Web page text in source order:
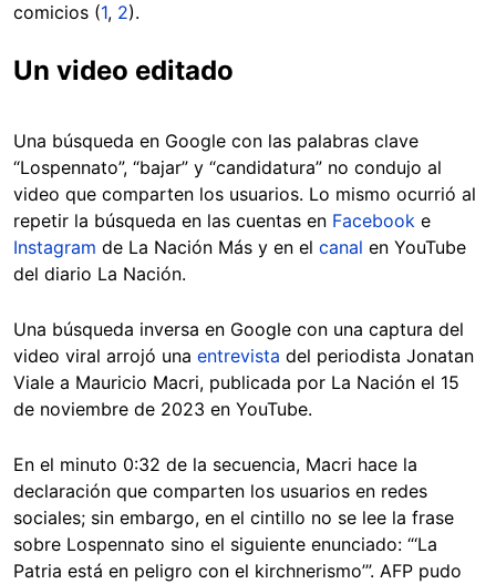
comicios (1, 2).
Un video editado
Una búsqueda en Google con las palabras clave
“Lospennato”, “bajar” y “candidatura” no condujo al
video que comparten los usuarios. Lo mismo ocurrió al
repetir la búsqueda en las cuentas en Facebook e
Instagram de La Nación Más y en el canal en YouTube
del diario La Nación.
Una búsqueda inversa en Google con una captura del
video viral arrojó una entrevista del periodista Jonatan
Viale a Mauricio Macri, publicada por La Nación el 15
de noviembre de 2023 en YouTube.
En el minuto 0:32 de la secuencia, Macri hace la
declaración que comparten los usuarios en redes
sociales; sin embargo, en el cintillo no se lee la frase
sobre Lospennato sino el siguiente enunciado: “‘La
Patria está en peligro con el kirchnerismo’”. AFP pudo